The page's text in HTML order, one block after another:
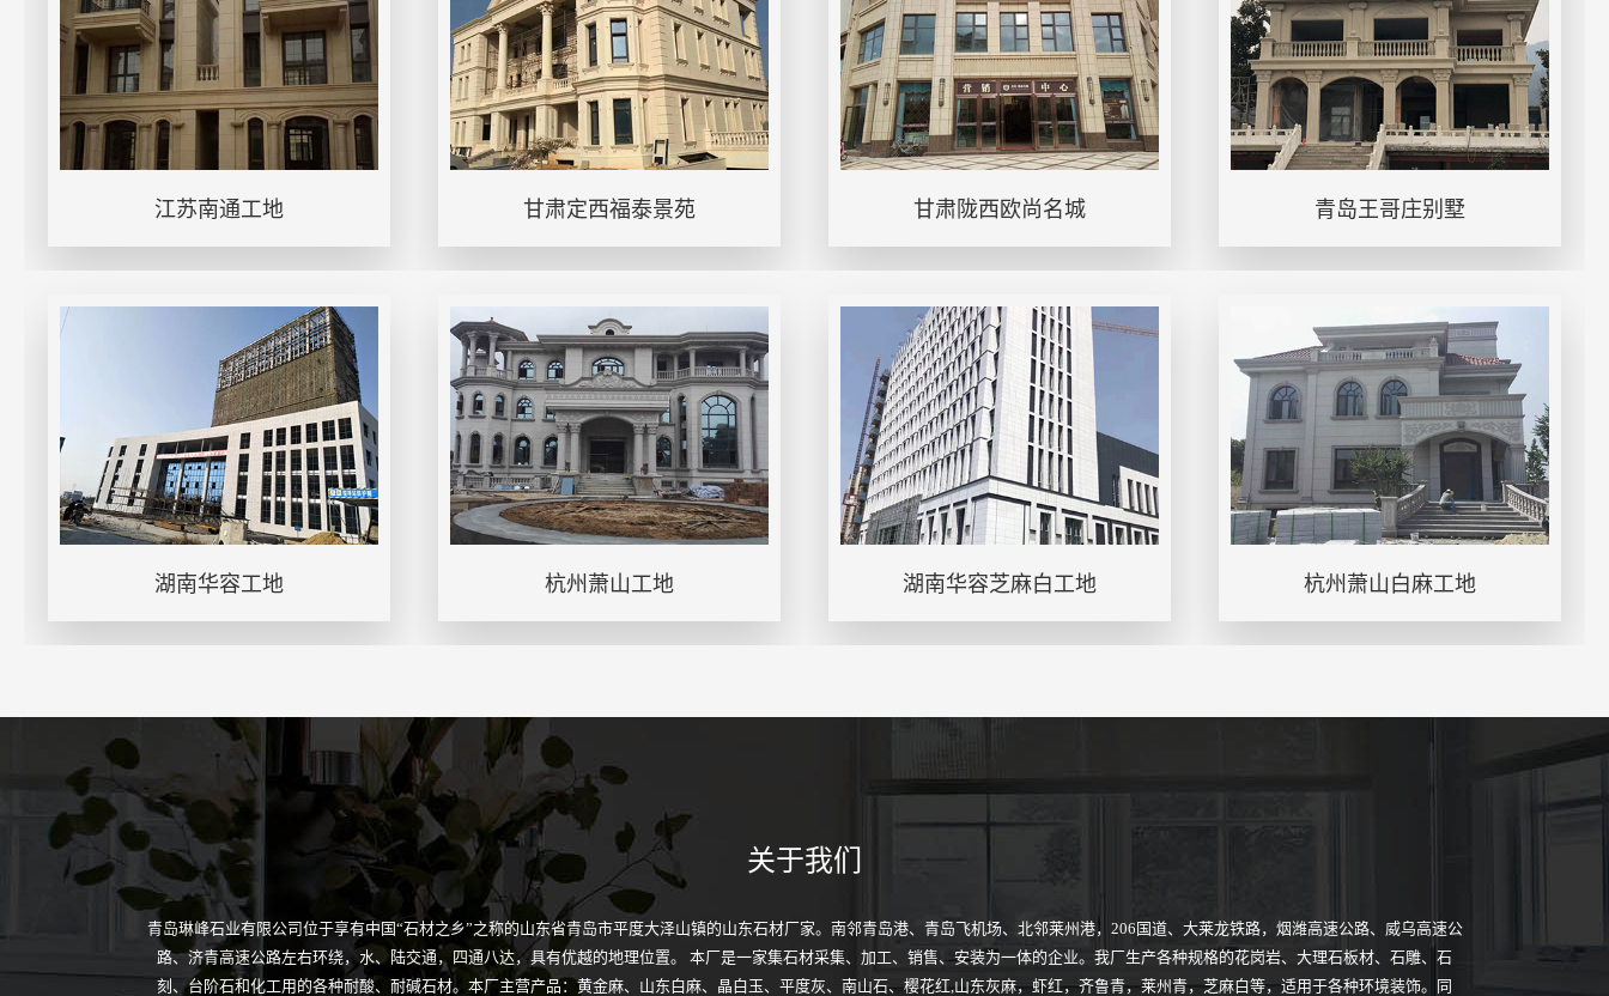
江苏南通工地 甘肃定西福泰景苑 甘肃陇西欧尚名城 青岛王哥庄别墅
湖南华容工地 杭州萧山工地 湖南华容芝麻白工地 杭州萧山白麻工地
关于我们
青岛琳峰石业有限公司位于享有中国“石材之乡”之称的山东省青岛市平度大泽山镇的山东石材厂家。南邻青岛港、青岛飞机场、北邻莱州港，206国道、大莱龙铁路，烟潍高速公路、威乌高速公
路、济青高速公路左右环绕，水、陆交通，四通八达，具有优越的地理位置。 本厂是一家集石材采集、加工、销售、安装为一体的企业。我厂生产各种规格的花岗岩、大理石板材、石雕、石
刻、台阶石和化工用的各种耐酸、耐碱石材。本厂主营产品：黄金麻、山东白麻、晶白玉、平度灰、南山石、樱花红,山东灰麻，虾红，齐鲁青，莱州青，芝麻白等，适用于各种环境装饰。同